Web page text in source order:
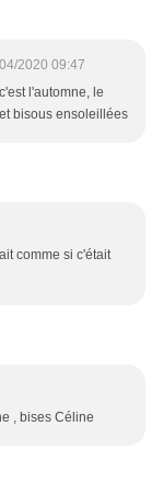
2020 09:47
l'automne, le
bisous ensoleillées
comme si c'était
, bises Céline